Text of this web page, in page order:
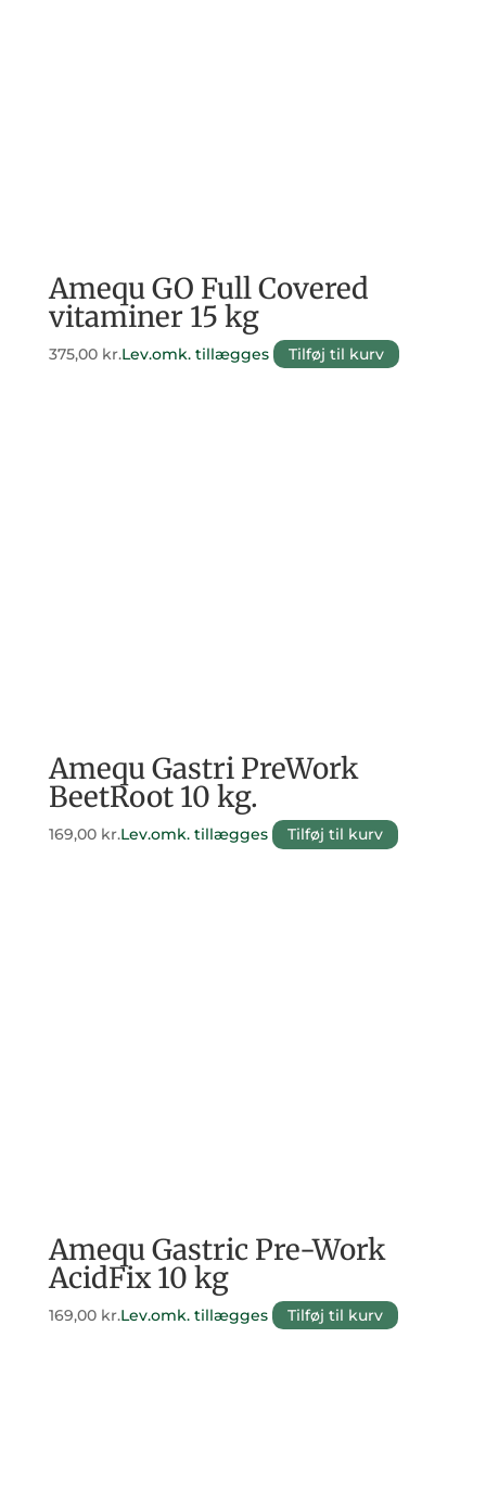
Amequ GO Full Covered
vitaminer 15 kg
375,00 kr.Lev.omk. tillægges Tilføj til kurv
Amequ Gastri PreWork
BeetRoot 10 kg.
169,00 kr.Lev.omk. tillægges Tilføj til kurv
Amequ Gastric Pre-Work
AcidFix 10 kg
169,00 kr.Lev.omk. tillægges Tilføj til kurv